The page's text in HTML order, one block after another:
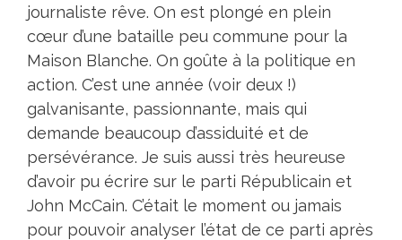
journaliste rêve. On est plongé en plein
cœur d’une bataille peu commune pour la
Maison Blanche. On goûte à la politique en
action. C’est une année (voir deux !)
galvanisante, passionnante, mais qui
demande beaucoup d’assiduité et de
persévérance. Je suis aussi très heureuse
d’avoir pu écrire sur le parti Républicain et
John McCain. C’était le moment ou jamais
pour pouvoir analyser l’état de ce parti après